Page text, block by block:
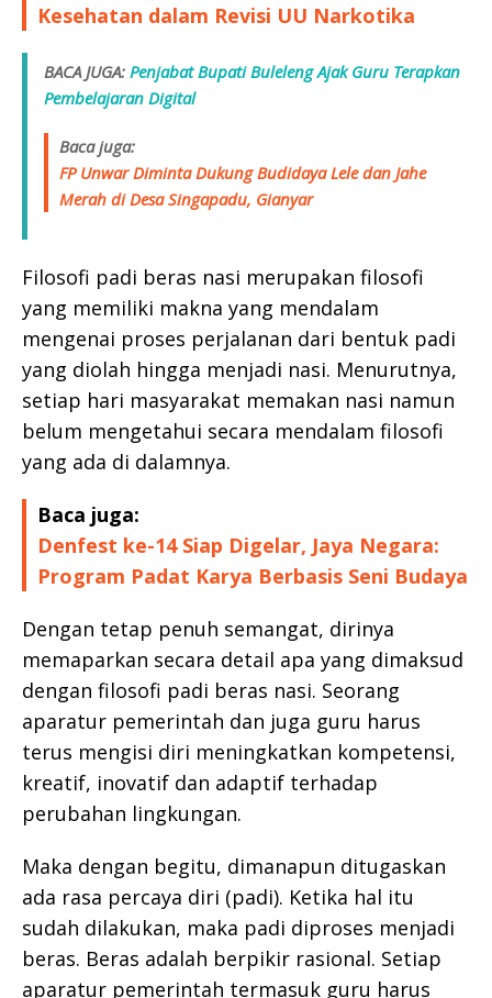
Kesehatan dalam Revisi UU Narkotika
BACA JUGA: Penjabat Bupati Buleleng Ajak Guru Terapkan
Pembelajaran Digital
Baca juga:
FP Unwar Diminta Dukung Budidaya Lele dan Jahe
Merah di Desa Singapadu, Gianyar
Filosofi padi beras nasi merupakan filosofi
yang memiliki makna yang mendalam
mengenai proses perjalanan dari bentuk padi
yang diolah hingga menjadi nasi. Menurutnya,
setiap hari masyarakat memakan nasi namun
belum mengetahui secara mendalam filosofi
yang ada di dalamnya.
Baca juga:
Denfest ke-14 Siap Digelar, Jaya Negara:
Program Padat Karya Berbasis Seni Budaya
Dengan tetap penuh semangat, dirinya
memaparkan secara detail apa yang dimaksud
dengan filosofi padi beras nasi. Seorang
aparatur pemerintah dan juga guru harus
terus mengisi diri meningkatkan kompetensi,
kreatif, inovatif dan adaptif terhadap
perubahan lingkungan.
Maka dengan begitu, dimanapun ditugaskan
ada rasa percaya diri (padi). Ketika hal itu
sudah dilakukan, maka padi diproses menjadi
beras. Beras adalah berpikir rasional. Setiap
aparatur pemerintah termasuk guru harus